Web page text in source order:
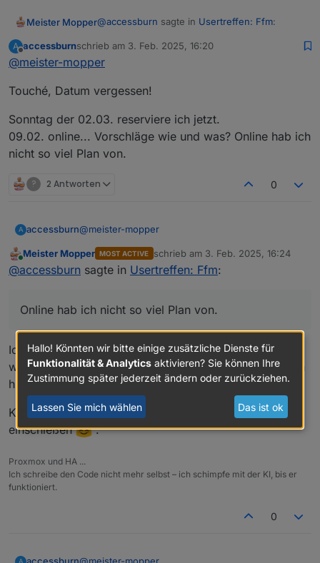
Meister Mopper@accessburn sagte in Usertreffen: Ffm:
Soll das ein virtueller Tisch für die Pizza von
@ilovegym werden?
@accessburn sagte inUsertreffen: Ffm:
Vorschlag:
Homburg
A
Offline
accessburnschrieb am 3. Feb. 2025, 16:20
zuletzt editiert von
@meister-mopper
Touché, Datum vergessen!
Sonntag der 02.03. reserviere ich jetzt.
09.02. online... Vorschläge wie und was? Online hab ich
nicht so viel Plan von.
? 2 Antworten 0
A accessburn@meister-mopper
Touché, Datum vergessen!
hab ich nicht so viel Plan von.
Meister Mopper MOST ACTIVE schrieb am 3. Feb. 2025, 16:24
zuletzt editiert von
@accessburn sagte in Usertreffen: Ffm:
Online hab ich nicht so viel Plan von.
Ich muss mich auch erst in Teams (f)einarbeiten, aber
wir werden das mit den versierten Protagonisten schon
hinbekommen.
Kannst dich ja schonmal mental auf das Docker-Thema
einschießen
.
Proxmox und HA ...
Ich schreibe den Code nicht mehr selbst – ich schimpfe mit der KI, bis er
funktioniert.
0
A
Hallo! Könnten wir bitte einige zusätzliche Dienste für
Funktionalität & Analytics aktivieren? Sie können Ihre
Zustimmung später jederzeit ändern oder zurückziehen.
Lassen Sie mich wählen Das ist ok